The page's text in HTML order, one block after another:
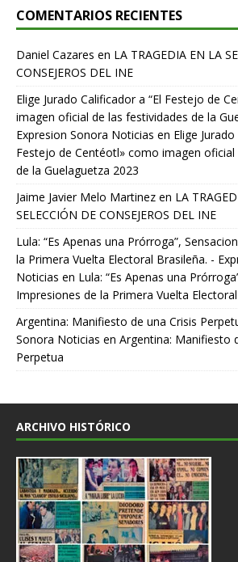
COMENTARIOS RECIENTES
Daniel Cazares en LA TRAGEDIA EN LA
CONSEJEROS DEL INE
Elige Jurado Calificador a “El Festejo de
imagen oficial de las festividades de la
Expresion Sonora Noticias en Elige
Festejo de Centéotl» como imagen oficial
de la Guelaguetza 2023
Jaime Javier Melo Martinez en LA
SELECCIÓN DE CONSEJEROS DEL INE
Lula: “Es Apenas una Prórroga”,
la Primera Vuelta Electoral Brasileña. -
Noticias en Lula: “Es Apenas una
Impresiones de la Primera Vuelta
Argentina: Manifiesto de una Crisis
Sonora Noticias en Argentina: Manifiesto
Perpetua
ARCHIVO HISTÓRICO